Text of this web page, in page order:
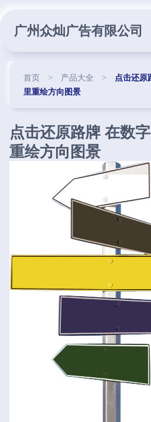
广州众灿广告有限公司
首页 > 产品大全 >
点击还原
里重绘方向图景
点击还原路牌 在数
重绘方向图景